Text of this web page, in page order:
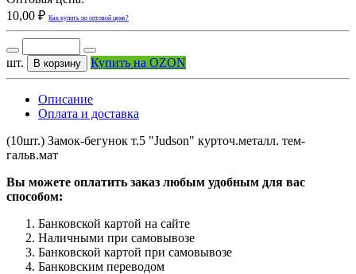
10,00 ₽ Как купить по оптовой цене?
шт. В корзину Купить на OZON
Описание
Оплата и доставка
(10шт.) Замок-бегунок т.5 "Judson" курточ.металл. тем-
гальв.мат
Вы можете оплатить заказ любым удобным для вас
способом:
Банковской картой на сайте
Наличными при самовывозе
Банковской картой при самовывозе
Банковским переводом